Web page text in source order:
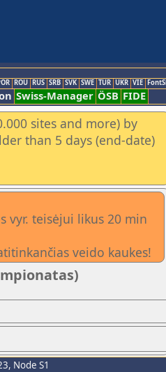
ROU RUS SRB SVK SWE TUR UKR VIE
Swiss-Manager ÖSB FIDE
sites and more) by
than 5 days (end-date)
vyr. teisėjui likus 20 min
veido kaukes!
Node S1